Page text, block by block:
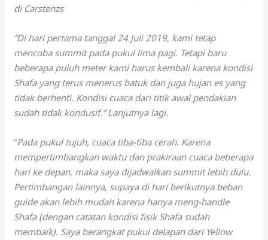
di Carstenzs
“Di hari pertama tanggal 24 Juli 2019, kami tetap
mencoba summit pada pukul lima pagi. Tetapi baru
beberapa puluh meter kami harus kembali karena kondisi
Shafa yang terus menerus batuk dan juga hujan es yang
tidak berhenti. Kondisi cuaca dari titik awal pendakian
sudah tidak kondusif.” Lanjutnya lagi.
“Pada pukul tujuh, cuaca tiba-tiba cerah. Karena
mempertimbangkan waktu dan prakiraan cuaca beberapa
hari ke depan, maka saya dijadwalkan summit lebih dulu.
Pertimbangan lainnya, supaya di hari berikutnya beban
guide akan lebih mudah karena hanya meng-handle
Shafa (dengan catatan kondisi fisik Shafa sudah
membaik). Saya berangkat pukul delapan dari Yellow